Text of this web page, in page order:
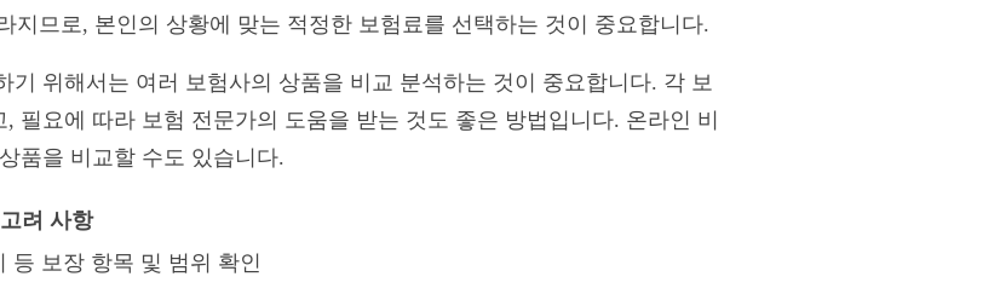
지므로, 본인의 상황에 맞는 적정한 보험료를 선택하는 것이 중요합니다.
기 위해서는 여러 보험사의 상품을 비교 분석하는 것이 중요합니다. 각 보
필요에 따라 보험 전문가의 도움을 받는 것도 좋은 방법입니다. 온라인 비
품을 비교할 수도 있습니다.
고려 사항
등 보장 항목 및 범위 확인